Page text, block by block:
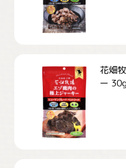
花畑
ー